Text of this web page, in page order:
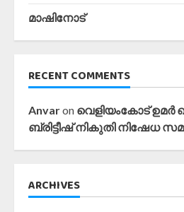
മാഷിനോട്
RECENT COMMENTS
Anvaron വെളിയംകോട് ഉമർ
ബ്രിട്ടീഷ് നികുതി നിഷേധ
ARCHIVES